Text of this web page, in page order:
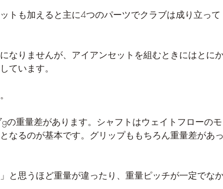
トも加えると主に4つのパーツでクラブは成り立って
なりませんが、アイアンセットを組むときにはとに
ています。
の重量差があります。シャフトはウェイトフローのモ
なるのが基本です。グリップももちろん重量差があっ
と思うほど重量が違ったり、重量ピッチが一定でな